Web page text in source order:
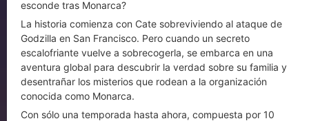
esconde tras Monarca?
La historia comienza con Cate sobreviviendo al ataque de
Godzilla en San Francisco. Pero cuando un secreto
escalofriante vuelve a sobrecogerla, se embarca en una
aventura global para descubrir la verdad sobre su familia y
desentrañar los misterios que rodean a la organización
conocida como Monarca.
Con sólo una temporada hasta ahora, compuesta por 10